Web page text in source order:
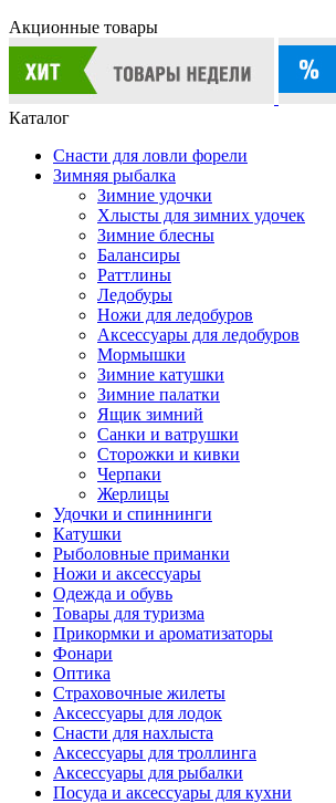
Акционные товары
Каталог
Снасти для ловли форели
Зимняя рыбалка
Зимние удочки
Хлысты для зимних удочек
Зимние блесны
Балансиры
Раттлины
Ледобуры
Ножи для ледобуров
Аксессуары для ледобуров
Мормышки
Зимние катушки
Зимние палатки
Ящик зимний
Санки и ватрушки
Сторожки и кивки
Черпаки
Жерлицы
Удочки и спиннинги
Катушки
Рыболовные приманки
Ножи и аксессуары
Одежда и обувь
Товары для туризма
Прикормки и ароматизаторы
Фонари
Оптика
Страховочные жилеты
Аксессуары для лодок
Снасти для нахлыста
Аксессуары для троллинга
Аксессуары для рыбалки
Посуда и аксессуары для кухни